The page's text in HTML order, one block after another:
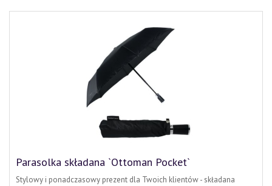
Parasolka składana `Ottoman Pocket`
Stylowy i ponadczasowy prezent dla Twoich klientów - składana